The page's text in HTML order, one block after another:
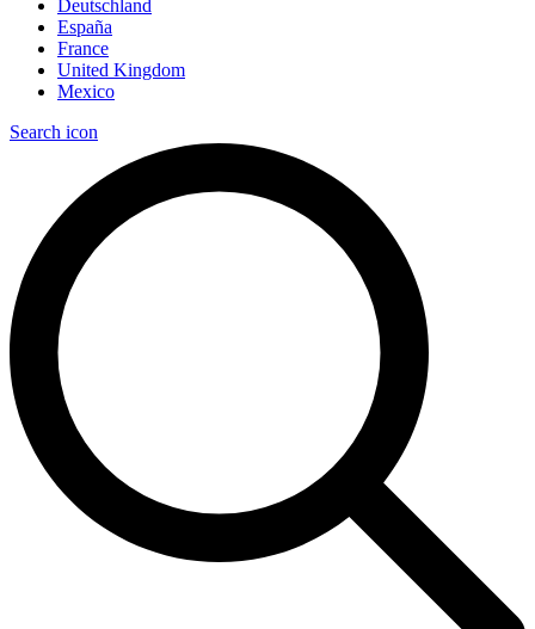
Deutschland
España
France
United Kingdom
Mexico
Search icon